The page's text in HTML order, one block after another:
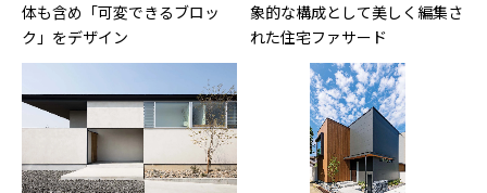
体も含め「可変できるブロッ
ク」をデザイン
象的な構成として美しく編集さ
れた住宅ファサード